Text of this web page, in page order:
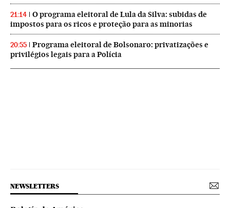
21:14
O programa eleitoral de Lula da Silva: subidas de
impostos para os ricos e proteção para as minorias
20:55
Programa eleitoral de Bolsonaro: privatizações e
privilégios legais para a Polícia
NEWSLETTERS